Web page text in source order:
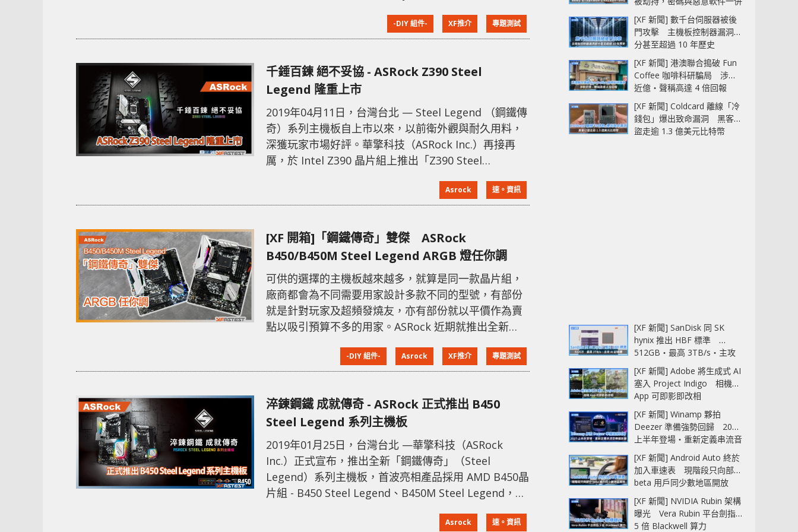
Polychrome SYNC，讓主機板都能展示漸變式ARGB燈
效，當中包括主機板右下角Steel Legend圖案及文字，
-DIY 組件- XF推介 專題測試
千錘百鍊 絕不妥協 - ASRock Z390 Steel
Legend 隆重上市
2019年04月11日，台灣台北 — Steel Legend （鋼鐵傳
奇）系列主機板自上市以來，以前衛外觀與耐久用料，
深獲玩家市場好評。華擎科技（ASRock Inc.）再接再
厲，於 Intel Z390 晶片組上推出「Z390 Steel
久使用壽命為號召，並再次強化產品外觀，進化得更為
酷炫，鎖定重視產品耐久度的中階價位市場。 「鋼鐵傳
靠的主機板，因此用上了各式好料。其中包括
Asrock 速。資訊
[XF 開箱]「鋼鐵傳奇」雙傑 ASRock
B450/B450M Steel Legend ARGB 燈任你調
可供的選擇的主機板越來越多，就算是同一款晶片組，
廠商都會為不同需要用家設計多款不同的型號，有部份
就是針對玩家及超頻發燒友，亦有部份就以平價作為賣
點以吸引預算不多的用家。ASRock 近期就推出全新
點，目前有 B450 大板與及 B450M mATX 兩款可供選
擇。 ASRock 今次推出的 Steel Legend 系列，主要目
面，黑白迷彩的用色，加上分布在主機板各處的散
-DIY 組件- Asrock XF推介 專題測試
淬鍊鋼鐵 成就傳奇 - ASRock 正式推出 B450
Steel Legend 系列主機板
2019年01月25日，台灣台北 —華擎科技（ASRock
Inc.）正式宣布，推出全新「鋼鐵傳奇」（Steel
Legend）系列主機板，首波亮相產品採用 AMD B450晶
片組 - B450 Steel Legend、B450M Steel Legend，將
召，目標客群鎖定重視產品耐久度的中階價位市場。
Asrock 速。資訊
中招
[XF 新聞] 數千台伺服器被後
門攻擊 主機板控制器漏洞部
分甚至超過 10 年歷史
[XF 新聞] 港澳聯合搗破 Fun
Coffee 咖啡科研騙局 涉款
近億‧聲稱高達 4 倍回報
[XF 新聞] Coldcard 離線「冷
錢包」爆出致命漏洞 黑客已
盜走逾 1.3 億美元比特幣
[XF 新聞] SanDisk 同 SK
hynix 推出 HBF 標準
512GB‧最高 3TB/s‧主攻
AI 記憶體
[XF 新聞] Adobe 將生成式 AI
塞入 Project Indigo 相機
App 可即影即改相
[XF 新聞] Winamp 夥拍
Deezer 準備強勢回歸 2027
上半年登場‧重新定義串流音
樂播放器
[XF 新聞] Android Auto 終於
加入車速表 現階段只向部分
beta 用戶同少數地區開放
[XF 新聞] NVIDIA Rubin 架構
曝光 Vera Rubin 平台劍指
5 倍 Blackwell 算力